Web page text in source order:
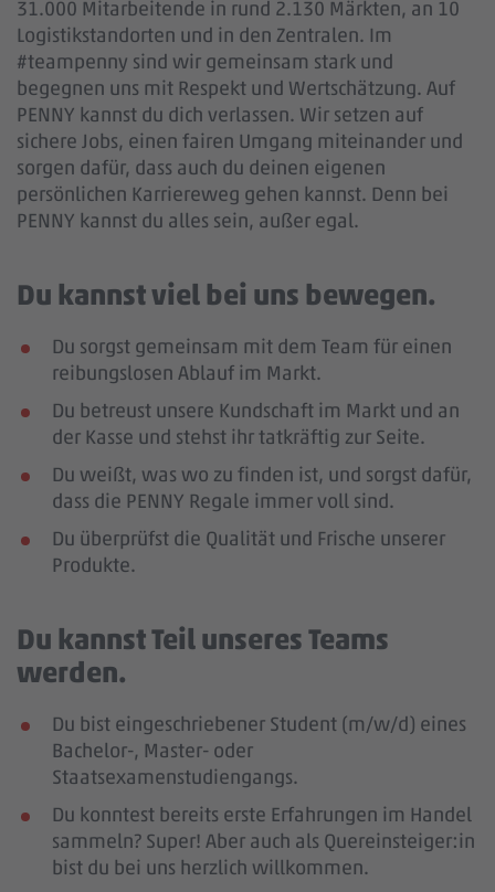
31.000 Mitarbeitende in rund 2.130 Märkten, an 10
Logistikstandorten und in den Zentralen. Im
#teampenny sind wir gemeinsam stark und
begegnen uns mit Respekt und Wertschätzung. Auf
PENNY kannst du dich verlassen. Wir setzen auf
sichere Jobs, einen fairen Umgang miteinander und
sorgen dafür, dass auch du deinen eigenen
persönlichen Karriereweg gehen kannst. Denn bei
PENNY kannst du alles sein, außer egal.
Du kannst viel bei uns bewegen.
Du sorgst gemeinsam mit dem Team für einen
reibungslosen Ablauf im Markt.
Du betreust unsere Kundschaft im Markt und an
der Kasse und stehst ihr tatkräftig zur Seite.
Du weißt, was wo zu finden ist, und sorgst dafür,
dass die PENNY Regale immer voll sind.
Du überprüfst die Qualität und Frische unserer
Produkte.
Du kannst Teil unseres Teams
werden.
Du bist eingeschriebener Student (m/w/d) eines
Bachelor-, Master- oder
Staatsexamenstudiengangs.
Du konntest bereits erste Erfahrungen im Handel
sammeln? Super! Aber auch als Quereinsteiger:in
bist du bei uns herzlich willkommen.